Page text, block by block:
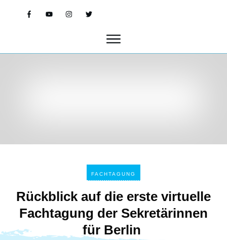
FACHTAGUNG
Rückblick auf die erste virtuelle
Fachtagung der Sekretärinnen
für Berlin